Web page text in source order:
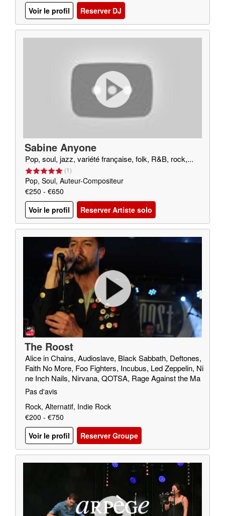
Voir le profil
Reserver DJ
Sabine Anyone
Pop, soul, jazz, variété française, folk, R&B, rock,...
(1)
Pop, Soul, Auteur-Compositeur
€250 - €650
Voir le profil
Reserver Artiste solo
The Roost
Alice in Chains, Audioslave, Black Sabbath, Deftones,
Faith No More, Foo Fighters, Incubus, Led Zeppelin, Ni
ne Inch Nails, Nirvana, QOTSA, Rage Against the Ma
chine, Red Fang, Royal Blood, SOAD, Soundgarden, T
Pas d'avis
Rock, Alternatif, Indie Rock
€200 - €750
Voir le profil
Reserver Groupe